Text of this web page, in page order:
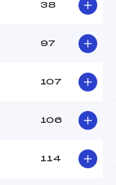
38
97
107
106
114